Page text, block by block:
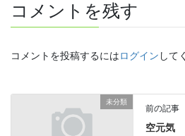
コメントを残す
コメントを投稿するにはログイン して
未分類
前の記事
空元気